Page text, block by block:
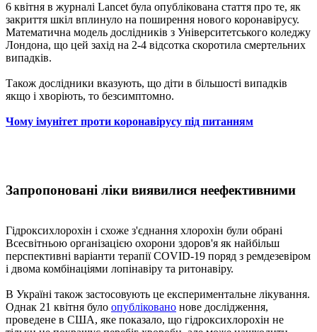
6 квітня в журналі Lancet була опублікована стаття про те, як
закриття шкіл вплинуло на поширення нового коронавірусу.
Математична модель дослідників з Університетського коледжу
Лондона, що цей захід на 2-4 відсотка скоротила смертельних
випадків.
Також дослідники вказують, що діти в більшості випадків
якщо і хворіють, то безсимптомно.
Чому імунітет проти коронавірусу під питанням
Запропоновані ліки виявилися неефективними
Гідроксихлорохін і схоже з'єднання хлорохін були обрані
Всесвітньою організацією охорони здоров'я як найбільш
перспективні варіанти терапії COVID-19 поряд з ремдезевіром
і двома комбінаціями лопінавіру та ритонавіру.
В Україні також застосовують це експериментальне лікування.
Однак 21 квітня було опубліковано нове дослідження,
проведене в США, яке показало, що гідроксихлорохін не